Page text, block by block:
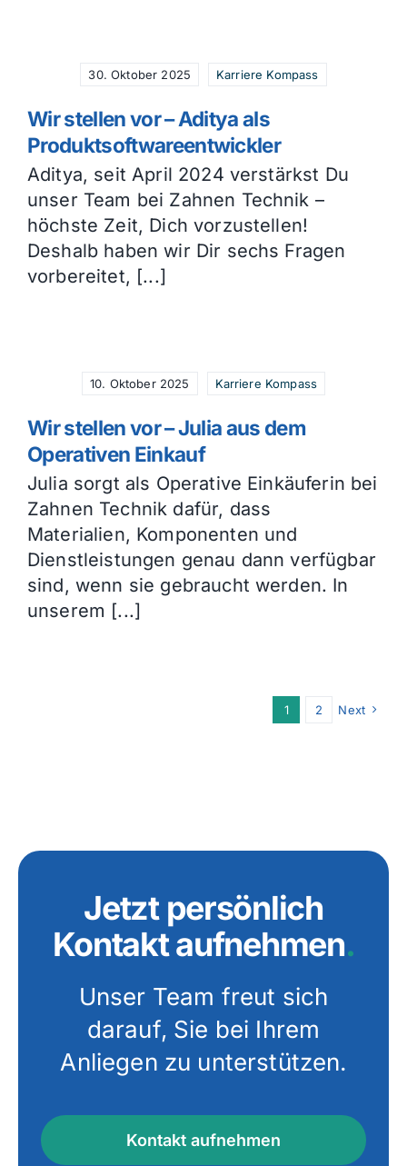
30. Oktober 2025 Karriere Kompass
Wir stellen vor – Aditya als
Produktsoftwareentwickler
Aditya, seit April 2024 verstärkst Du
unser Team bei Zahnen Technik –
höchste Zeit, Dich vorzustellen!
Deshalb haben wir Dir sechs Fragen
vorbereitet, [...]
10. Oktober 2025 Karriere Kompass
Wir stellen vor – Julia aus dem
Operativen Einkauf
Julia sorgt als Operative Einkäuferin bei
Zahnen Technik dafür, dass
Materialien, Komponenten und
Dienstleistungen genau dann verfügbar
sind, wenn sie gebraucht werden. In
unserem [...]
1 2 Next
Jetzt persönlich
Kontakt aufnehmen.
Unser Team freut sich
darauf, Sie bei Ihrem
Anliegen zu unterstützen.
Kontakt aufnehmen